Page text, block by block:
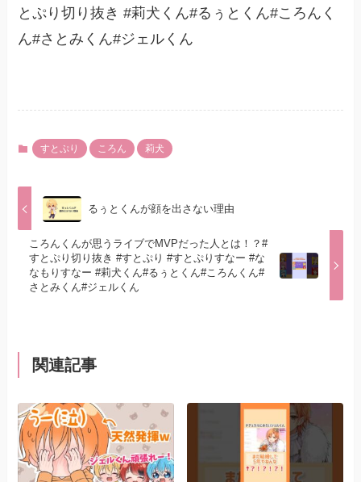
とぷり切り抜き #莉犬くん#るぅとくん#ころんく
ん#さとみくん#ジェルくん
すとぷり ころん 莉犬
るぅとくんが顔を出さない理由
ころんくんが思うライブでMVPだった人とは！？#
すとぷり切り抜き #すとぷり #すとぷりすなー #な
なもりすなー #莉犬くん#るぅとくん#ころんくん#
さとみくん#ジェルくん
関連記事